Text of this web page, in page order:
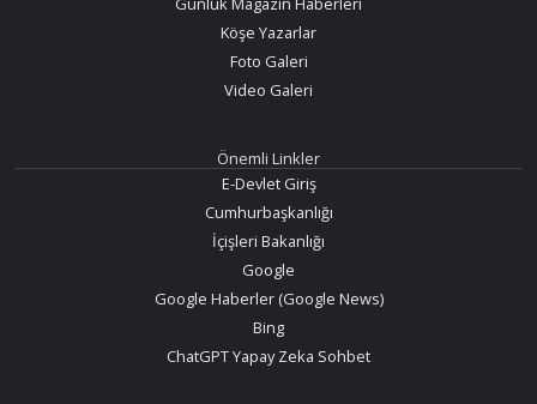
Köşe Yazarlar
Foto Galeri
Video Galeri
Önemli Linkler
E-Devlet Giriş
Cumhurbaşkanlığı
İçişleri Bakanlığı
Google
Google Haberler (Google News)
Bing
ChatGPT Yapay Zeka Sohbet